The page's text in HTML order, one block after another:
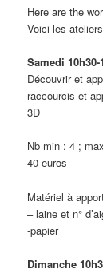
Here are the
Voici les
Samedi 10h30-
Découvrir et
raccourcis et
3D
Nb min : 4 ;
40 euros
Matériel à
– laine et n°
-papier
Dimanche